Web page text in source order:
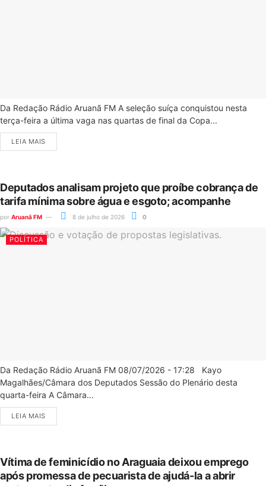
Da Redação Rádio Aruanã FM A seleção suíça conquistou nesta
terça-feira a última vaga nas quartas de final da Copa...
LEIA MAIS
Deputados analisam projeto que proíbe cobrança de
tarifa mínima sobre água e esgoto; acompanhe
por Aruanã FM 8 de julho de 2026 0
POLÍTICA
Da Redação Rádio Aruanã FM 08/07/2026 - 17:28 Kayo
Magalhães/Câmara dos Deputados Sessão do Plenário desta
quarta-feira A Câmara...
LEIA MAIS
Vítima de feminicídio no Araguaia deixou emprego
após promessa de pecuarista de ajudá-la a abrir